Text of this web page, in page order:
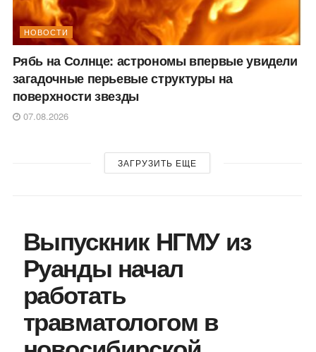
НОВОСТИ
Рябь на Солнце: астрономы впервые увидели
загадочные перьевые структуры на
поверхности звезды
07.08.2026
ЗАГРУЗИТЬ ЕЩЕ
Выпускник НГМУ из
Руанды начал
работать
травматологом в